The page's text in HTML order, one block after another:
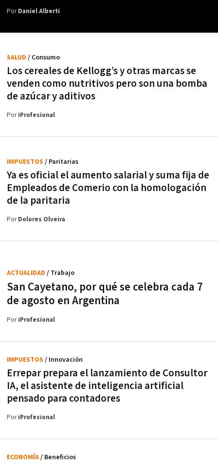
PorDaniel Alberti
Los cereales de Kellogg’s y otras marcas se
venden como nutritivos pero son una bomba
de azúcar y aditivos
SALUD / Consumo
PoriProfesional
Ya es oficial el aumento salarial y suma fija de
Empleados de Comerio con la homologación
de la paritaria
IMPUESTOS / Paritarias
PorDolores Olveira
San Cayetano, por qué se celebra cada 7
de agosto en Argentina
ACTUALIDAD / Trabajo
PoriProfesional
Errepar prepara el lanzamiento de Consultor
IA, el asistente de inteligencia artificial
pensado para contadores
IMPUESTOS / Innovación
PoriProfesional
ECONOMÍA/ Beneficios